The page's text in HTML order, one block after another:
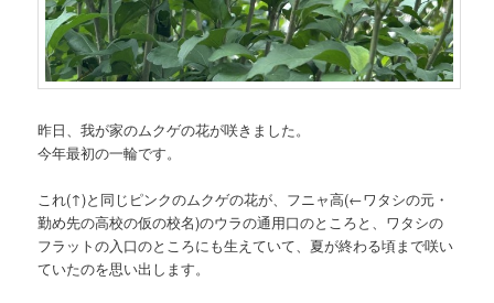
昨日、我が家のムクゲの花が咲きました。
今年最初の一輪です。
これ(↑)と同じピンクのムクゲの花が、フニャ高(←ワタシの元・
勤め先の高校の仮の校名)のウラの通用口のところと、ワタシの
フラットの入口のところにも生えていて、夏が終わる頃まで咲い
ていたのを思い出します。